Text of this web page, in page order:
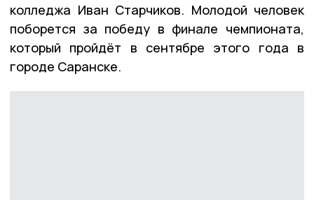
колледжа Иван Старчиков. Молодой человек
поборется за победу в финале чемпионата,
который пройдёт в сентябре этого года в
городе Саранске.